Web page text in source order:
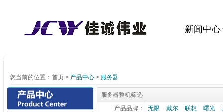
新闻中心
您当前的位置： 首页 > 产品中心 > 服务器
服务器整机筛选
产品品牌：
无限 戴尔 联想 曙光